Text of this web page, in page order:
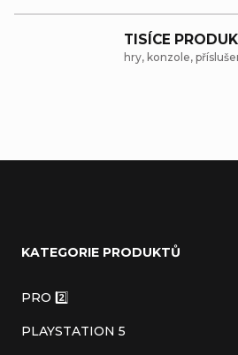
v
ý
p
u
TISÍCE
hry, konzole,
KATEGORIE PRODUKTŮ
PRO 2️⃣
PLAYSTATION 5